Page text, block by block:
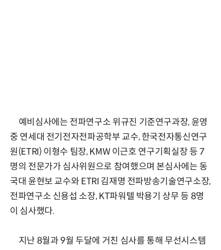
예비심사에는 전파연구소 위규진 기준연구과장, 윤영
중 연세대 전기전자전파공학부 교수, 한국전자통신연구
원(ETRI) 이형수 팀장, KMW 이근호 연구기획실장 등 7
명의 전문가가 심사위원으로 참여했으며 본심사에는 동
국대 윤현보 교수와 ETRI 김재명 전파방송기술연구소장,
전파연구소 신용섭 소장, KT파워텔 박용기 상무 등 8명
이 심사했다.
지난 8월과 9월 두달에 거친 심사를 통해 무선시스템